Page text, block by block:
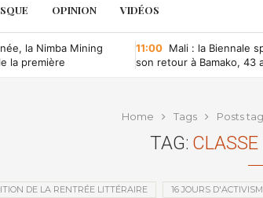
OPINION VIDÉOS
la Nimba Mining
la première
11:00 Mali : la Biennale
son retour à Bamako, 43
Home Tags Posts
TAG:
DE LA RENTRÉE LITTÉRAIRE 16 JOURS